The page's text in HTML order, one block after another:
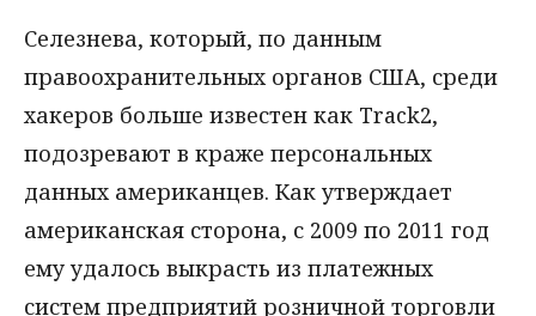
Селезнева, который, по данным
правоохранительных органов США, среди
хакеров больше известен как Track2,
подозревают в краже персональных
данных американцев. Как утверждает
американская сторона, с 2009 по 2011 год
ему удалось выкрасть из платежных
систем предприятий розничной торговли